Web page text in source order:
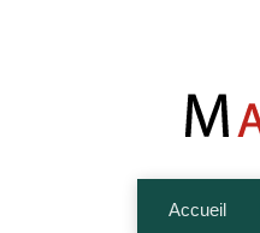
Accueil